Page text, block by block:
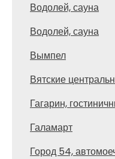
Водолей, сауна
Водолей, сауна
Вымпел
Вятские
Гагарин,
Галамарт
Город 54,